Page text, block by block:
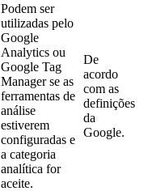
Podem ser
utilizadas pelo
Google
Analytics ou
Google Tag
Manager se as
ferramentas de
análise
estiverem
configuradas e
a categoria
analítica for
aceite.
De
acordo
com as
definições
da
Google.